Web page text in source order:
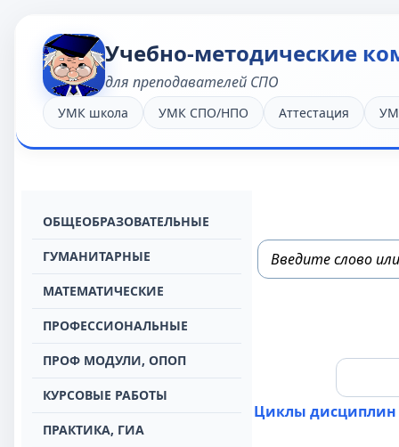
Учебно-методические
для преподавателей СПО
УМК школа УМК СПО/НПО Аттестация
OБЩЕОБРАЗОВАТЕЛЬНЫЕ
ГУМАНИТАРНЫЕ
МАТЕМАТИЧЕСКИЕ
ПРОФЕССИОНАЛЬНЫЕ
ПРОФ МОДУЛИ, ОПОП
КУРСОВЫЕ РАБОТЫ
ПРАКТИКА, ГИА
Циклы дисциплин